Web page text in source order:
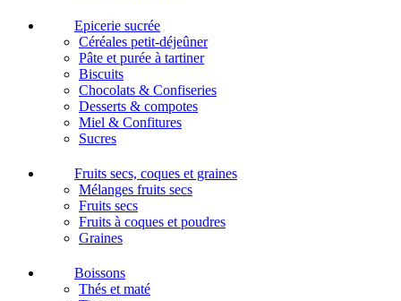
Epicerie sucrée
Céréales petit-déjeûner
Pâte et purée à tartiner
Biscuits
Chocolats & Confiseries
Desserts & compotes
Miel & Confitures
Sucres
Fruits secs, coques et graines
Mélanges fruits secs
Fruits secs
Fruits à coques et poudres
Graines
Boissons
Thés et maté